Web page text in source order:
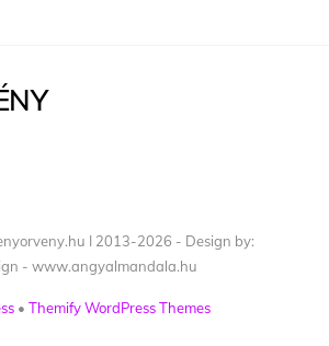
I 2013-2026 - Design by:
- www.angyalmandala.hu
•Themify WordPress Themes